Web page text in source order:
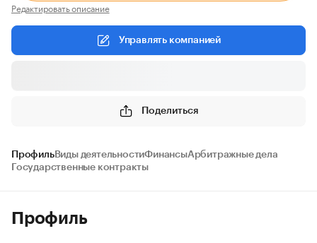
Редактировать описание
Управлять компанией
Поделиться
ПрофильВиды деятельностиФинансыАрбитражные дела
Государственные контракты
Профиль